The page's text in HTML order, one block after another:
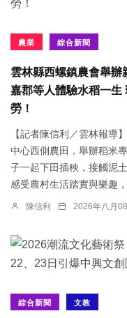
農業 綜合新聞
雲林縣西螺鎮農會舉辦
嘉郡等人體驗水稻一生
勞！
【記者陳信利／雲林報導
中心西側農田，舉辦稻米
子一起下田插秧，接觸泥
感受農村生活踏實與樂趣，
陳信利 2026年八月
綜合新聞 文教